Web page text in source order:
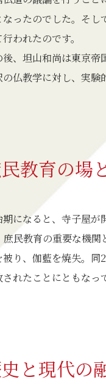
なったのでした。そ
われたのです。
後、坦山和尚は東京帝
の仏教学に対し、実験
教育の場
期になると、寺子屋
庶民教育の重要な機
被り、伽藍を焼失。
されたことにともなっ
と現代の